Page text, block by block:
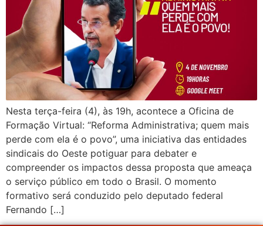
Nesta terça-feira (4), às 19h, acontece a Oficina de
Formação Virtual: “Reforma Administrativa; quem mais
perde com ela é o povo”, uma iniciativa das entidades
sindicais do Oeste potiguar para debater e
compreender os impactos dessa proposta que ameaça
o serviço público em todo o Brasil. O momento
formativo será conduzido pelo deputado federal
Fernando […]